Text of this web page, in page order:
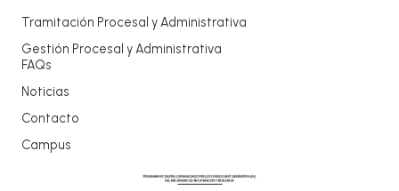
Tramitación Procesal y Administrativa
Gestión Procesal y Administrativa
FAQs
Noticias
Contacto
Campus